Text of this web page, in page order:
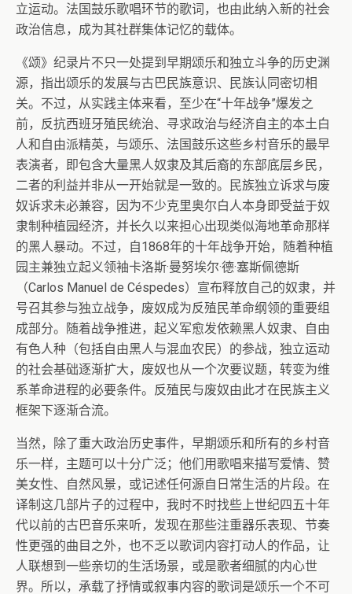
立运动。法国鼓乐歌唱环节的歌词，也由此纳入新的社会
政治信息，成为其社群集体记忆的载体。
《颂》纪录片不只一处提到早期颂乐和独立斗争的历史渊
源，指出颂乐的发展与古巴民族意识、民族认同密切相
关。不过，从实践主体来看，至少在“十年战争”爆发之
前，反抗西班牙殖民统治、寻求政治与经济自主的本土白
人和自由派精英，与颂乐、法国鼓乐这些乡村音乐的最早
表演者，即包含大量黑人奴隶及其后裔的东部底层乡民，
二者的利益并非从一开始就是一致的。民族独立诉求与废
奴诉求未必兼容，因为不少克里奥尔白人本身即受益于奴
隶制种植园经济，并长久以来担心出现类似海地革命那样
的黑人暴动。不过，自1868年的十年战争开始，随着种植
园主兼独立起义领袖卡洛斯·曼努埃尔·德·塞斯佩德斯
（Carlos Manuel de Céspedes）宣布释放自己的奴隶，并
号召其参与独立战争，废奴成为反殖民革命纲领的重要组
成部分。随着战争推进，起义军愈发依赖黑人奴隶、自由
有色人种（包括自由黑人与混血农民）的参战，独立运动
的社会基础逐渐扩大，废奴也从一个次要议题，转变为维
系革命进程的必要条件。反殖民与废奴由此才在民族主义
框架下逐渐合流。
当然，除了重大政治历史事件，早期颂乐和所有的乡村音
乐一样，主题可以十分广泛；他们用歌唱来描写爱情、赞
美女性、自然风景，或记述任何源自日常生活的片段。在
译制这几部片子的过程中，我时不时找些上世纪四五十年
代以前的古巴音乐来听，发现在那些注重器乐表现、节奏
性更强的曲目之外，也不乏以歌词内容打动人的作品，让
人联想到一些亲切的生活场景，或是歌者细腻的内心世
界。所以，承载了抒情或叙事内容的歌词是颂乐一个不可